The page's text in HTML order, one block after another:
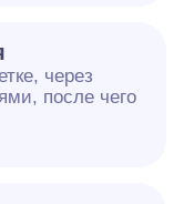
через
после чего